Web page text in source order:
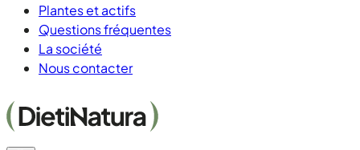
Plantes et actifs
Questions fréquentes
La société
Nous contacter